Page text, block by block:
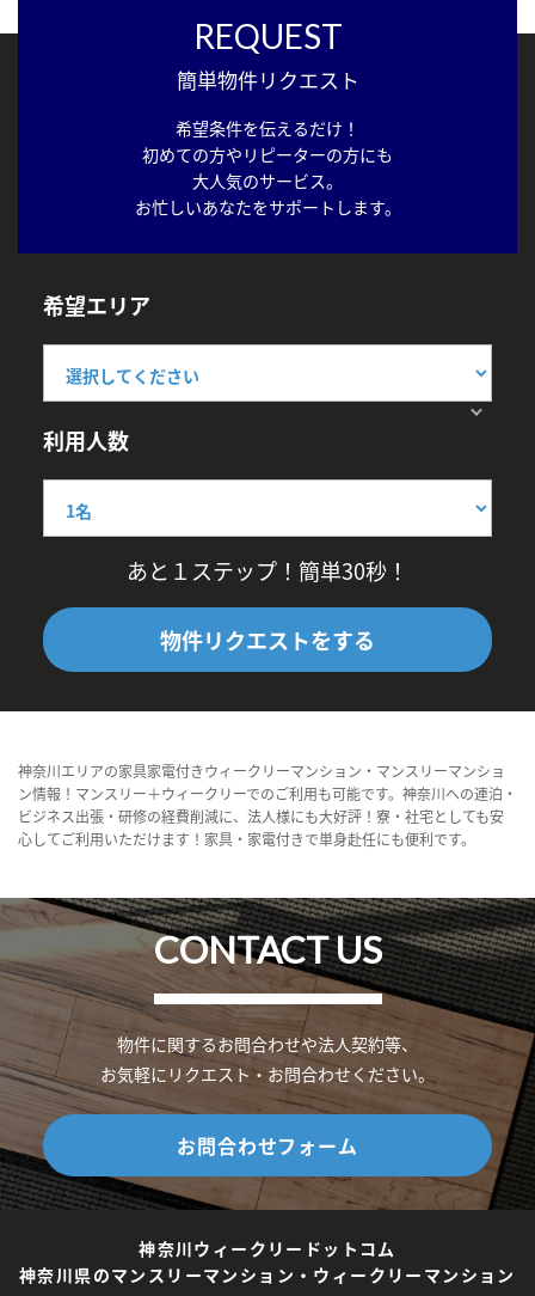
REQUEST
簡単物件リクエスト
希望条件を伝えるだけ！
初めての方やリピーターの方にも
大人気のサービス。
お忙しいあなたをサポートします。
希望エリア
利用人数
あと１ステップ！簡単30秒！
物件リクエストをする
神奈川エリアの家具家電付きウィークリーマンション・マンスリーマンショ
ン情報！マンスリー＋ウィークリーでのご利用も可能です。神奈川への連泊・
ビジネス出張・研修の経費削減に、法人様にも大好評！寮・社宅としても安
心してご利用いただけます！家具・家電付きで単身赴任にも便利です。
CONTACT US
物件に関するお問合わせや法人契約等、
お気軽にリクエスト・お問合わせください。
お問合わせフォーム
神奈川ウィークリードットコム
神奈川県のマンスリーマンション・ウィークリーマンション